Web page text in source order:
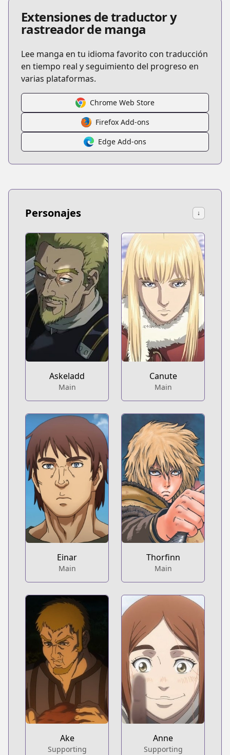
Extensiones de traductor y
rastreador de manga
Lee manga en tu idioma favorito con traducción
en tiempo real y seguimiento del progreso en
varias plataformas.
Chrome Web Store
Firefox Add-ons
Edge Add-ons
Personajes ↓
Askeladd
Main
Canute
Main
Einar
Main
Thorfinn
Main
Ake
Supporting
Anne
Supporting